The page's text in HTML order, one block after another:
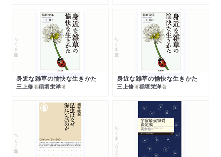
ちくま文庫
身近な雑草の愉快な生きかた
三上修著稲垣栄洋著
ちくま文庫
身近な雑草の愉快な生きかた
三上修著稲垣栄洋著
ちくま新書 ちくまプリマー新書